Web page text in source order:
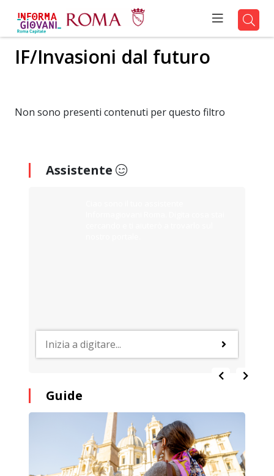
IF/Invasioni dal futuro
Non sono presenti contenuti per questo filtro
Assistente
Guide